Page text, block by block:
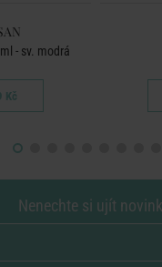
- sv. modrá
Kč
Nenechte si ujít